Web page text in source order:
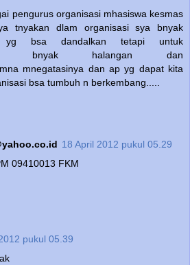
pengurus organisasi mhasiswa kesmas
tnyakan dlam organisasi sya bnyak
yg bsa dandalkan tetapi untuk
bnyak halangan dan
mnegatasinya dan ap yg dapat kita
bsa tumbuh n berkembang.....
18 April 2012 pukul 05.29
09410013 FKM
pukul 05.39